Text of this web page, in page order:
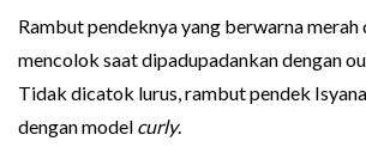
Rambut pendeknya yang berwarna
mencolok saat dipadupadankan dengan
Tidak dicatok lurus, rambut pendek
dengan model curly.